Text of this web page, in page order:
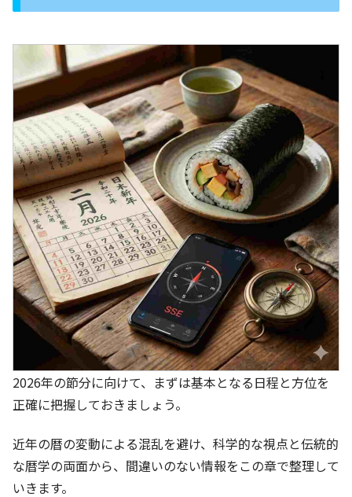
2026年の節分に向けて、まずは基本となる日程と方位を
正確に把握しておきましょう。
近年の暦の変動による混乱を避け、科学的な視点と伝統的
な暦学の両面から、間違いのない情報をこの章で整理して
いきます。